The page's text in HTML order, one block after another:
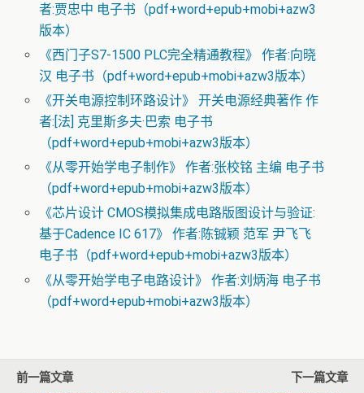
者:贾忠中 电子书（pdf+word+epub+mobi+azw3
版本）
《西门子S7-1500 PLC完全精通教程》 作者:向晓
汉 电子书（pdf+word+epub+mobi+azw3版本）
《开关电源控制环路设计》 开关电源经典著作 作
者:[法] 克里斯多夫·巴索 电子书
（pdf+word+epub+mobi+azw3版本）
《从零开始学电子制作》 作者:张校铭 主编 电子书
（pdf+word+epub+mobi+azw3版本）
《芯片设计 CMOS模拟集成电路版图设计与验证:
基于Cadence IC 617》 作者:陈铖颖 范军 尹飞飞
电子书（pdf+word+epub+mobi+azw3版本）
《从零开始学电子电路设计》 作者:刘炳海 电子书
（pdf+word+epub+mobi+azw3版本）
前一篇文章
下一篇文章